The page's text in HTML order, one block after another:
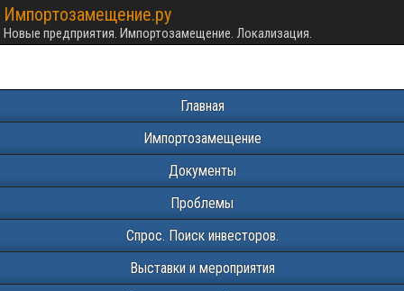
Импортозамещение.ру
Новые предприятия. Импортозамещение. Локализация.
Главная
Импортозамещение
Документы
Проблемы
Спрос. Поиск инвесторов.
Выставки и мероприятия